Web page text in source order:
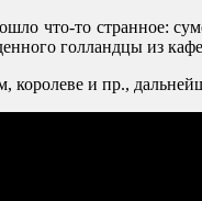
что-то странное:
голландцы из
королеве и пр.,